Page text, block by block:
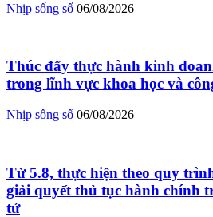
Nhịp sống số 06/08/2026
Thúc đẩy thực hành kinh
trong lĩnh vực khoa học và
Nhịp sống số 06/08/2026
Từ 5.8, thực hiện theo quy
giải quyết thủ tục hành chính
tử